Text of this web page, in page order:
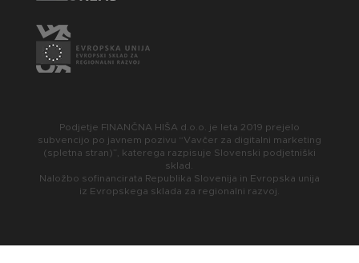
Podjetje FINANČNA HIŠA d.o.o. je leta 2019 prejelo
subvencijo po javnem pozivu “Vavčer za digitalni marketing
(spletna stran)”, katerega razpisuje Slovenski podjetniški
sklad.
Naložbo sofinancirata Republika Slovenija in Evropska unija
iz Evropskega sklada za regionalni razvoj.